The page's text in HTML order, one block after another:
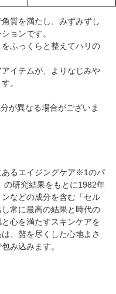
質を満たし、みずみずし
ョンです。
ふっくらと整えてハリの
イテムが、よりなじみや
。
が異なる場合がございま
あるエイジングケア※1のパ
の研究結果をもとに1982年
などの成分を含む「セル
常に最高の結果と時代の
心を満たすスキンケアを
、贅を尽くした心地よさ
み込みます。